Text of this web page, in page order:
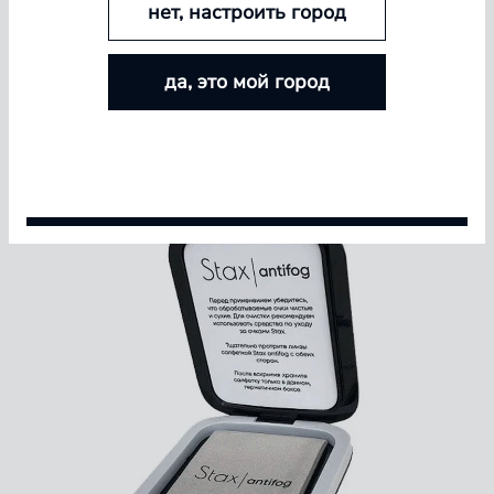
БОЛЬШЕ ЛИНЗ — БОЛЬШЕ СКИДКА
Покупайте контактные линзы Airway и увеличивайте
размер скидки — от 5% до 15%
нет, настроить город
да, это мой город